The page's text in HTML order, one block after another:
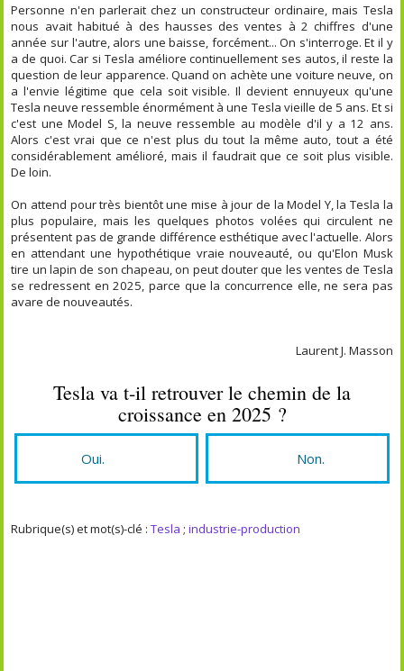
Personne n'en parlerait chez un constructeur ordinaire, mais Tesla
nous avait habitué à des hausses des ventes à 2 chiffres d'une
année sur l'autre, alors une baisse, forcément... On s'interroge. Et il y
a de quoi. Car si Tesla améliore continuellement ses autos, il reste la
question de leur apparence. Quand on achète une voiture neuve, on
a l'envie légitime que cela soit visible. Il devient ennuyeux qu'une
Tesla neuve ressemble énormément à une Tesla vieille de 5 ans. Et si
c'est une Model S, la neuve ressemble au modèle d'il y a 12 ans.
Alors c'est vrai que ce n'est plus du tout la même auto, tout a été
considérablement amélioré, mais il faudrait que ce soit plus visible.
De loin.
On attend pour très bientôt une mise à jour de la Model Y, la Tesla la
plus populaire, mais les quelques photos volées qui circulent ne
présentent pas de grande différence esthétique avec l'actuelle. Alors
en attendant une hypothétique vraie nouveauté, ou qu'Elon Musk
tire un lapin de son chapeau, on peut douter que les ventes de Tesla
se redressent en 2025, parce que la concurrence elle, ne sera pas
avare de nouveautés.
Laurent J. Masson
Tesla va t-il retrouver le chemin de la
croissance en 2025 ?
Oui. Non.
Rubrique(s) et mot(s)-clé :Tesla ;industrie-production